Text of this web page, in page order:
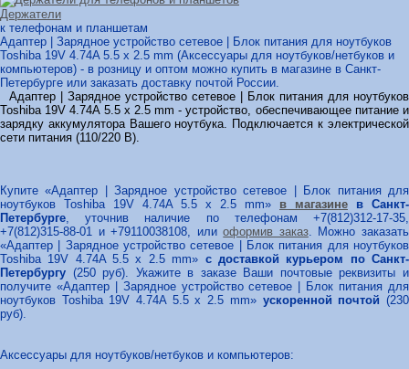
Держатели
к телефонам и планшетам
Адаптер | Зарядное устройство сетевое | Блок питания для ноутбуков
Toshiba 19V 4.74A 5.5 x 2.5 mm (Аксессуары для ноутбуков/нетбуков и
компьютеров) - в розницу и оптом можно купить в магазине в Санкт-
Петербурге или заказать доставку почтой России.
Адаптер | Зарядное устройство сетевое | Блок питания для ноутбуков
Toshiba 19V 4.74A 5.5 x 2.5 mm - устройство, обеспечивающее питание и
зарядку аккумулятора Вашего ноутбука. Подключается к электрической
сети питания (110/220 В).
Купите «Адаптер | Зарядное устройство сетевое | Блок питания для
ноутбуков Toshiba 19V 4.74A 5.5 x 2.5 mm» в магазине в Санкт-
Петербурге , уточнив наличие по телефонам +7(812)312-17-35,
+7(812)315-88-01 и +79110038108, илиоформив заказ. Можно заказать
«Адаптер | Зарядное устройство сетевое | Блок питания для ноутбуков
Toshiba 19V 4.74A 5.5 x 2.5 mm» с доставкой курьером по Санкт-
Петербургу (250 руб). Укажите в заказе Ваши почтовые реквизиты и
получите «Адаптер | Зарядное устройство сетевое | Блок питания для
ноутбуков Toshiba 19V 4.74A 5.5 x 2.5 mm» ускоренной почтой (230
руб).
Аксессуары для ноутбуков/нетбуков и компьютеров: